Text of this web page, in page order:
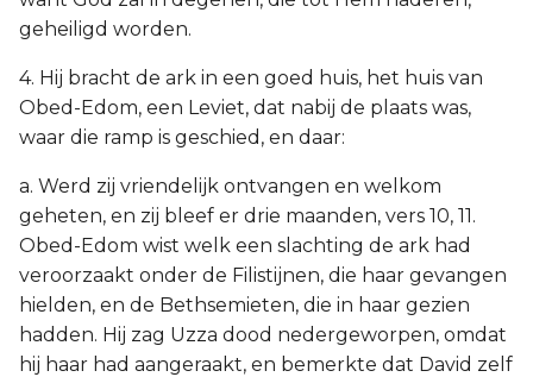
geheiligd worden.
4. Hij bracht de ark in een goed huis, het huis van
Obed-Edom, een Leviet, dat nabij de plaats was,
waar die ramp is geschied, en daar:
a. Werd zij vriendelijk ontvangen en welkom
geheten, en zij bleef er drie maanden, vers 10, 11.
Obed-Edom wist welk een slachting de ark had
veroorzaakt onder de Filistijnen, die haar gevangen
hielden, en de Bethsemieten, die in haar gezien
hadden. Hij zag Uzza dood nedergeworpen, omdat
hij haar had aangeraakt, en bemerkte dat David zelf